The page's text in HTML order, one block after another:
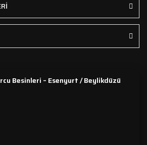
Besinleri – Esenyurt / Beylikdüzü